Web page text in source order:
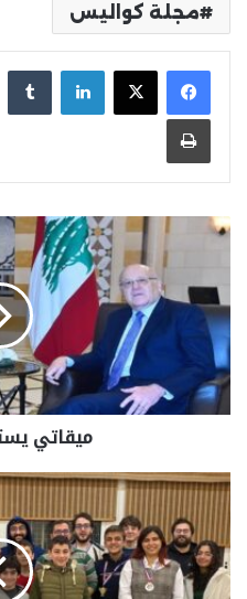
مجلة كواليس
لينكدإن
طباعة
ميقاتي